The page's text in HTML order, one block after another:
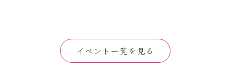
イベント一覧を見る